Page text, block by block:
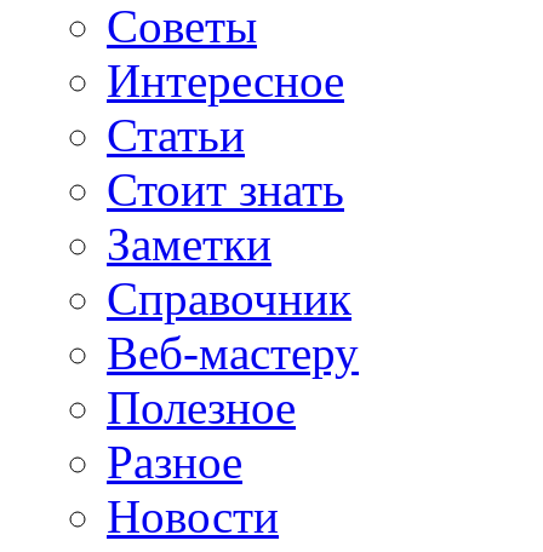
Советы
Интересное
Статьи
Стоит знать
Заметки
Справочник
Веб-мастеру
Полезное
Разное
Новости